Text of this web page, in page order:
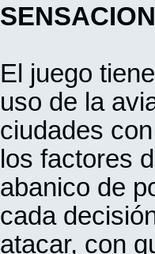
El juego
uso de la
ciudades
los factores
abanico de
cada
atacar, con